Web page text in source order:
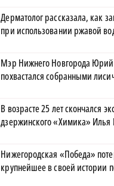
Дерматолог рассказала, как
при использовании ржавой
Мэр Нижнего Новгорода
похвастался собранными
В возрасте 25 лет скончался
дзержинского «Химика»
Нижегородская «Победа»
крупнейшее в своей истории